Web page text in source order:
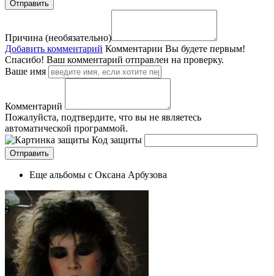
Причина (необязательно)
Добавить комментарий Комментарии Вы будете первым!
Спасибо! Ваш комментарий отправлен на проверку.
Ваше имя
Комментарий
Пожалуйста, подтвердите, что вы не являетесь
автоматической программой.
Код защиты
Еще альбомы с Оксана Арбузова